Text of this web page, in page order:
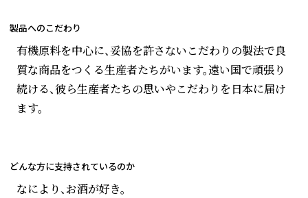
製品へのこだわり
有機原料を中心に、妥協を許さないこだわりの製法で良
質な商品をつくる生産者たちがいます。遠い国で頑張り
続ける、彼ら生産者たちの思いやこだわりを日本に届け
ます。
どんな方に支持されているのか
なにより、お酒が好き。